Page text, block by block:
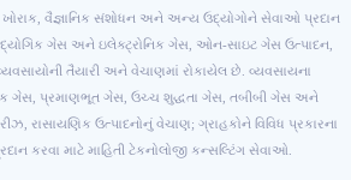
ખોરાક, વૈજ્ઞાનિક સંશોધન અને અન્ય ઉદ્યોગોને સેવાઓ પ્રદાન
ગેસ અને ઇલેક્ટ્રોનિક ગેસ, ઓન-સાઇટ ગેસ ઉત્પાદન,
તૈયારી અને વેચાણમાં રોકાયેલ છે. વ્યવસાયના
ગેસ, પ્રમાણભૂત ગેસ, ઉચ્ચ શુદ્ધતા ગેસ, તબીબી ગેસ અને
રાસાયણિક ઉત્પાદનોનું વેચાણ; ગ્રાહકોને વિવિધ પ્રકારના
કરવા માટે માહિતી ટેકનોલોજી કન્સલ્ટિંગ સેવાઓ.